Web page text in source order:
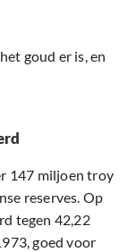
goud er is, en
147 miljoen troy
reserves. Op
tegen 42,22
goed voor